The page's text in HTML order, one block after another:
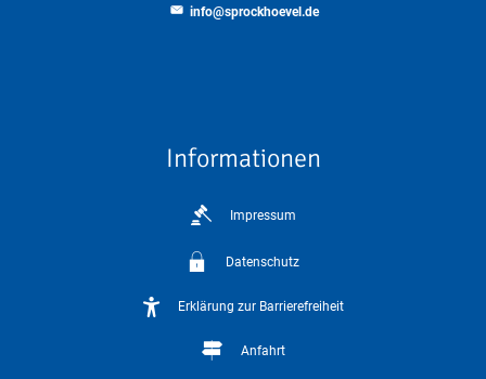
info@sprockhoevel.de
Informationen
Impressum
Datenschutz
Erklärung zur Barrierefreiheit
Anfahrt